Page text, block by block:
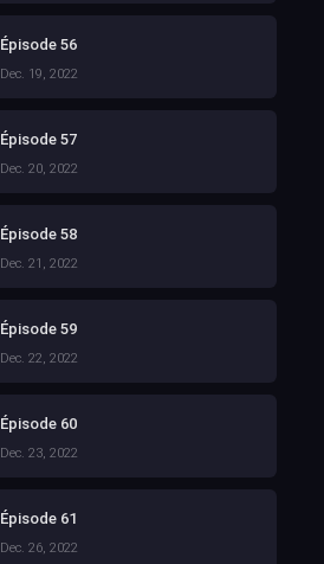
Épisode 56
Dec. 19, 2022
Épisode 57
Dec. 20, 2022
Épisode 58
Dec. 21, 2022
Épisode 59
Dec. 22, 2022
Épisode 60
Dec. 23, 2022
Épisode 61
Dec. 26, 2022